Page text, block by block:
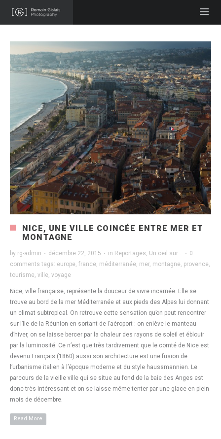
NICE, UNE VILLE COINCÉE ENTRE MER ET
MONTAGNE
by rg-admin · décembre 22, 2015 · in Reportages Un oeil sur .. · 0
comments tags: europe france méditerranée mer, montagne provence
tourisme ville voyage
Nice, ville française, représente la douceur de vivre incarnée. Elle se
trouve au bord de la mer Méditerranée et aux pieds des Alpes lui donnant
un climat subtropical. On retrouve cette sensation qu’on peut rencontrer
sur l’Ile de la Réunion en sortant de l’aéroport : on enlève le manteau
d’hiver, on se laisse bercer par la chaleur des rayons de soleil et éblouir
par la luminosité. Ce n’est que très tardivement que le comté de Nice est
devenu Français (1860) aussi son architecture est une fusion de
l’urbanisme italien à l’époque moderne et du style haussmannien. Le
parcours de la vieille ville qui se situe au fond de la baie des Anges est
donc très intéressant et on se laisse même tenter par une glace en plein
mois de décembre.
Read More